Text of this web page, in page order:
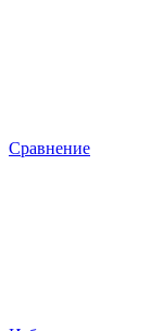
Сравнение